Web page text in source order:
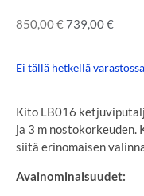
850,00€739,00€
Ei tällä hetkellä
Kito LB016
ja 3 m nostokorkeuden.
siitä erinomaisen
Avainominaisuudet: